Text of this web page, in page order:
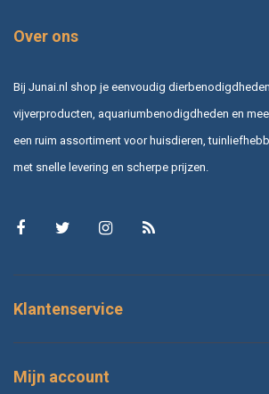
Over ons
Bij Junai.nl shop je eenvoudig
vijverproducten, aquariumbenodigdheden en
een ruim assortiment voor huisdieren,
met snelle levering en scherpe prijzen.
Klantenservice
Mijn account